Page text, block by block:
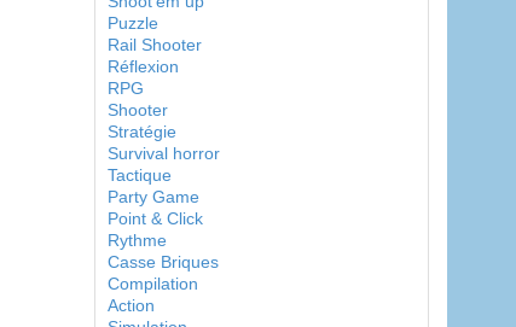
Puzzle
Rail Shooter
Réflexion
RPG
Shooter
Stratégie
Survival horror
Tactique
Party Game
Point & Click
Rythme
Casse Briques
Compilation
Action